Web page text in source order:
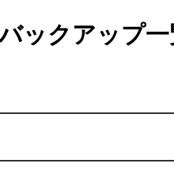
ックアップ一